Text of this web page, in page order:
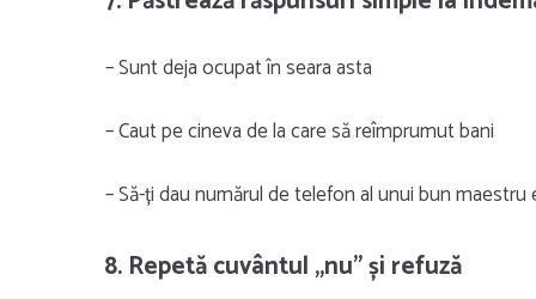
– Sunt deja ocupat în seara asta
– Caut pe cineva de la care să reîmprumut bani
– Să-ți dau numărul de telefon al unui bun maestru
8. Repetă cuvântul „nu” și refuză